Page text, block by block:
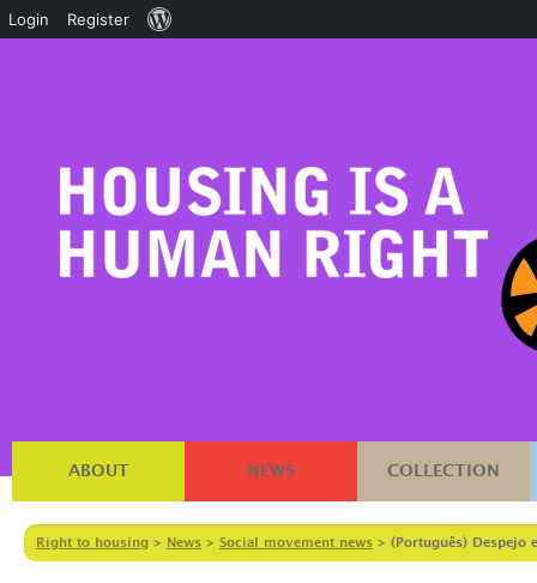
ABOUT NEWS COLLECTION
Right to housing > News > Social movement news > (Português) Despejo
Login Register